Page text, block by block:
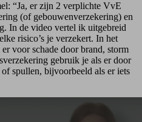
“Ja, er zijn 2 verplichte VvE
(of gebouwenverzekering) en
In de video vertel ik uitgebreid
risico’s je verzekert. In het
voor schade door brand, storm
gebruik je als er door
spullen, bijvoorbeeld als er iets